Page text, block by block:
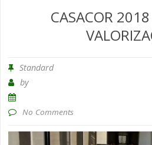
CASACOR
Standard
by
No Comments